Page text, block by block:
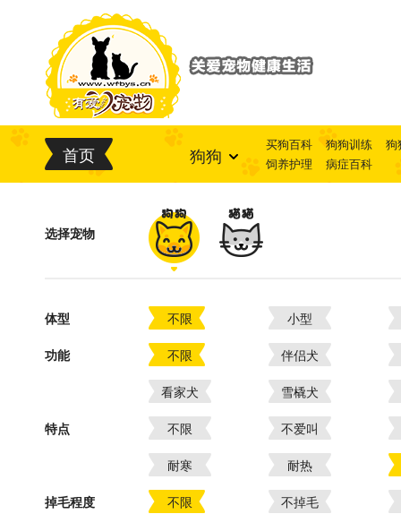
首页 狗狗 买狗百科 狗狗训练
狗
饲养护理
病症百科
选择宠物
体型 不限 小型
功能 不限 伴侣犬
看家犬 雪橇犬
特点 不限 不爱叫
耐寒 耐热
掉毛程度 不限 不掉毛